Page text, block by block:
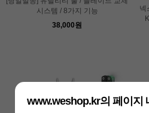
시스템 / 8가지 기능
38,000원
넥
www.weshop.kr의 페이지